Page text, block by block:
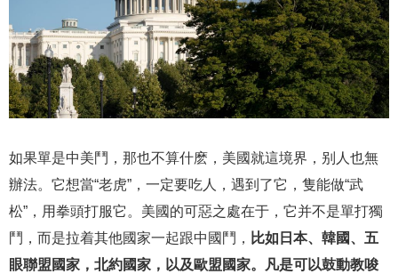
如果單是中美鬥，那也不算什麽，美國就這境界，别人也無
辦法。它想當“老虎”，一定要吃人，遇到了它，隻能做“武
松”，用拳頭打服它。美國的可惡之處在于，它并不是單打獨
鬥，而是拉着其他國家一起跟中國鬥， 比如日本、韓國、五
眼聯盟國家，北約國家，以及歐盟國家。凡是可以鼓動教唆